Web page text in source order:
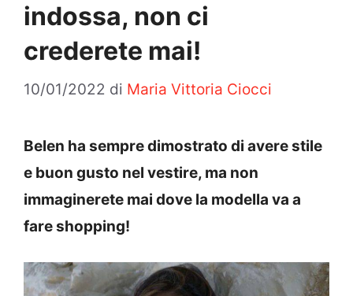
indossa, non ci
crederete mai!
10/01/2022 di Maria Vittoria Ciocci
Belen ha sempre dimostrato di avere stile
e buon gusto nel vestire, ma non
immaginerete mai dove la modella va a
fare shopping!